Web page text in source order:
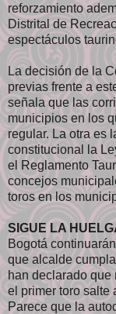
reforzamiento
Distrital de
espectáculos
La decisión de la
previas frente a
señala que las
municipios en los
regular. La otra es
constitucional la
el Reglamento
concejos
toros en los
SIGUE LA
Bogotá
que alcalde
han declarado que
el primer toro salte
Parece que la